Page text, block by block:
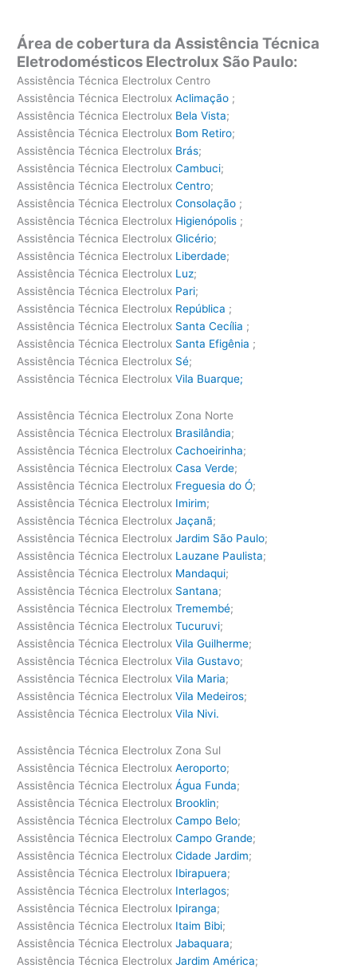
Área de cobertura da Assistência Técnica
Eletrodomésticos Electrolux São Paulo:
Assistência Técnica Electrolux Centro
Assistência Técnica ElectroluxAclimação ;
Assistência Técnica Electrolux Bela Vista;
Assistência Técnica Electrolux Bom Retiro;
Assistência Técnica Electrolux Brás;
Assistência Técnica ElectroluxCambuci;
Assistência Técnica ElectroluxCentro;
Assistência Técnica ElectroluxConsolação ;
Assistência Técnica Electrolux Higienópolis ;
Assistência Técnica ElectroluxGlicério;
Assistência Técnica Electrolux Liberdade;
Assistência Técnica Electrolux Luz;
Assistência Técnica Electrolux Pari;
Assistência Técnica Electrolux República ;
Assistência Técnica Electrolux Santa Cecília ;
Assistência Técnica Electrolux Santa Efigênia ;
Assistência Técnica Electrolux Sé;
Assistência Técnica ElectroluxVila Buarque;
Assistência Técnica Electrolux Zona Norte
Assistência Técnica Electrolux Brasilândia;
Assistência Técnica ElectroluxCachoeirinha;
Assistência Técnica ElectroluxCasa Verde;
Assistência Técnica Electrolux Freguesia do Ó;
Assistência Técnica Electrolux Imirim;
Assistência Técnica ElectroluxJaçanã;
Assistência Técnica ElectroluxJardim São Paulo;
Assistência Técnica Electrolux Lauzane Paulista;
Assistência Técnica Electrolux Mandaqui;
Assistência Técnica Electrolux Santana;
Assistência Técnica ElectroluxTremembé;
Assistência Técnica ElectroluxTucuruvi;
Assistência Técnica ElectroluxVila Guilherme;
Assistência Técnica ElectroluxVila Gustavo;
Assistência Técnica ElectroluxVila Maria;
Assistência Técnica ElectroluxVila Medeiros;
Assistência Técnica ElectroluxVila Nivi.
Assistência Técnica Electrolux Zona Sul
Assistência Técnica ElectroluxAeroporto;
Assistência Técnica ElectroluxÁgua Funda;
Assistência Técnica Electrolux Brooklin;
Assistência Técnica ElectroluxCampo Belo;
Assistência Técnica ElectroluxCampo Grande;
Assistência Técnica ElectroluxCidade Jardim;
Assistência Técnica Electrolux Ibirapuera;
Assistência Técnica Electrolux Interlagos;
Assistência Técnica Electrolux Ipiranga;
Assistência Técnica Electrolux Itaim Bibi;
Assistência Técnica ElectroluxJabaquara;
Assistência Técnica ElectroluxJardim América;